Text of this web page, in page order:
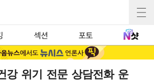
섹션 포토
강 위기 전문 상담전화 운